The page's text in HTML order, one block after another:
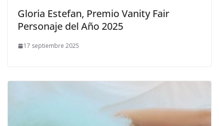
​Gloria Estefan, Premio Vanity Fair
Personaje del Año 2025
17 septiembre 2025